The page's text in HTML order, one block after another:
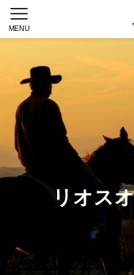
MENU
リオス